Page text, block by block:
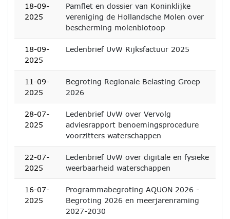
18-09-
2025
Pamflet en dossier van Koninklijke
vereniging de Hollandsche Molen over
bescherming molenbiotoop
18-09-
2025
Ledenbrief UvW Rijksfactuur 2025
11-09-
2025
Begroting Regionale Belasting Groep
2026
28-07-
2025
Ledenbrief UvW over Vervolg
adviesrapport benoemingsprocedure
voorzitters waterschappen
22-07-
2025
Ledenbrief UvW over digitale en fysieke
weerbaarheid waterschappen
16-07-
2025
Programmabegroting AQUON 2026 -
Begroting 2026 en meerjarenraming
2027-2030